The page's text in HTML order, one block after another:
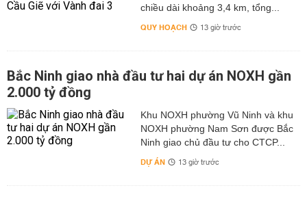
chiều dài khoảng 3,4 km, tổng...
QUY HOẠCH 13 giờ trước
Bắc Ninh giao nhà đầu tư hai dự án NOXH gần
2.000 tỷ đồng
Khu NOXH phường Vũ Ninh và khu
NOXH phường Nam Sơn được Bắc
Ninh giao chủ đầu tư cho CTCP...
DỰ ÁN 13 giờ trước